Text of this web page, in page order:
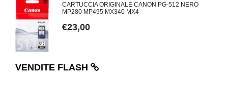
CARTUCCIA ORIGINALE CANON PG-512 NERO
MP280 MP495 MX340 MX4
€23,00
VENDITE FLASH